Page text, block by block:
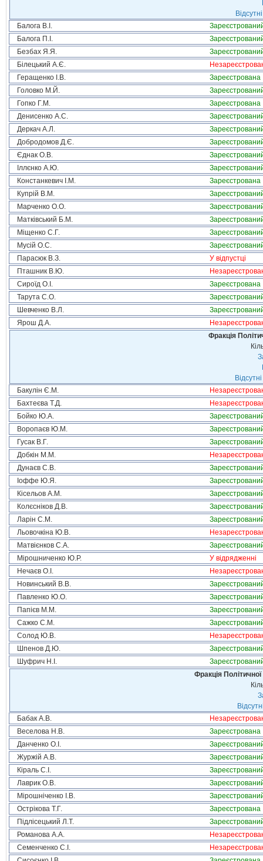
Балога В.І.
Балога П.І.
Безбах Я.Я.
Білецький А.Є.
Геращенко І.В.
Зареєстрована
Головко М.Й.
Гопко Г.М.
Зареєстрована
Денисенко А.С.
Деркач А.Л.
Добродомов Д.Є.
Єднак О.В.
Іллєнко А.Ю.
Констанкевич І.М.
Зареєстрована
Купрій В.М.
Марченко О.О.
Матківський Б.М.
Міщенко С.Г.
Мусій О.С.
Парасюк В.З.
У відпустці
Пташник В.Ю.
Сироїд О.І.
Зареєстрована
Тарута С.О.
Шевченко В.Л.
Ярош Д.А.
Фракція
Бакулін Є.М.
Бахтеєва Т.Д.
Бойко Ю.А.
Воропаєв Ю.М.
Гусак В.Г.
Добкін М.М.
Дунаєв С.В.
Іоффе Ю.Я.
Кісельов А.М.
Колєсніков Д.В.
Ларін С.М.
Льовочкіна Ю.В.
Матвієнков С.А.
Мірошниченко Ю.Р.
У відрядженні
Нечаєв О.І.
Новинський В.В.
Павленко Ю.О.
Папієв М.М.
Сажко С.М.
Солод Ю.В.
Шпенов Д.Ю.
Шуфрич Н.І.
Фракція
Бабак А.В.
Веселова Н.В.
Зареєстрована
Данченко О.І.
Журжій А.В.
Кіраль С.І.
Лаврик О.В.
Мірошніченко І.В.
Острікова Т.Г.
Зареєстрована
Підлісецький Л.Т.
Романова А.А.
Семенченко С.І.